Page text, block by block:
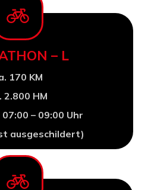
– L
170 KM
2.800 HM
– 09:00 Uhr
ausgeschildert)